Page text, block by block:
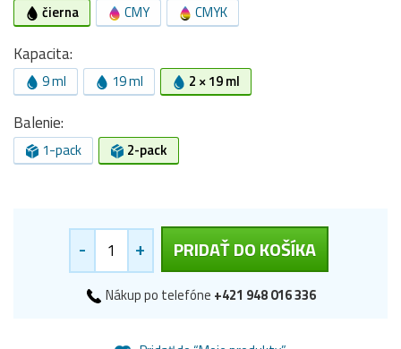
čierna CMY CMYK
Kapacita:
9 ml 19 ml 2 × 19 ml
Balenie:
1-pack 2-pack
- + PRIDAŤ DO KOŠÍKA
Nákup po telefóne +421 948 016 336